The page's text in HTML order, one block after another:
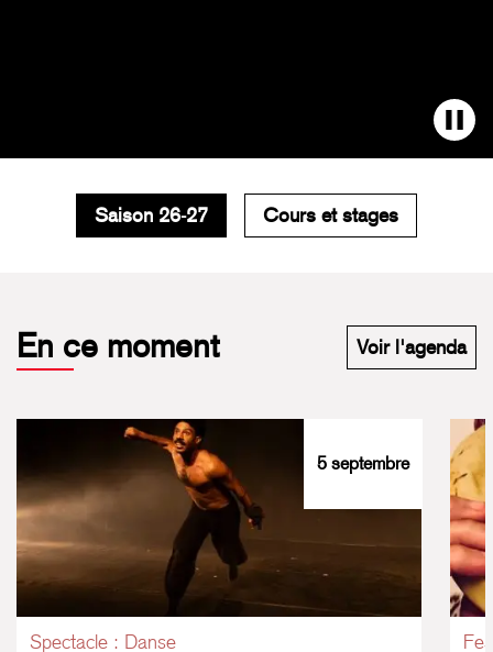
Saison 26-27 Cours et stages
En ce moment Voir l'agenda
5 septembre
Spectacle : Danse